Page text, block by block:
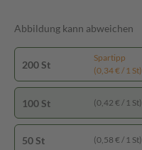
Abbildung kann abweichen
200 St
Spartipp
(0,34 € / 1 St)
100 St (0,42 € / 1 St)
50 St (0,58 € / 1 St)